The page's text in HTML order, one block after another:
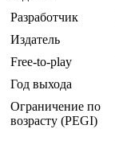
Разработчик
Издатель
Free-to-play
Год выхода
Ограничение по
возрасту (PEGI)